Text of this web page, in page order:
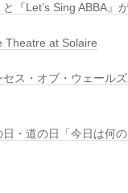
と『Let’s Sing ABBA』
Theatre at Solaire
セス・オブ・ウェール
・道の日「今日は何の